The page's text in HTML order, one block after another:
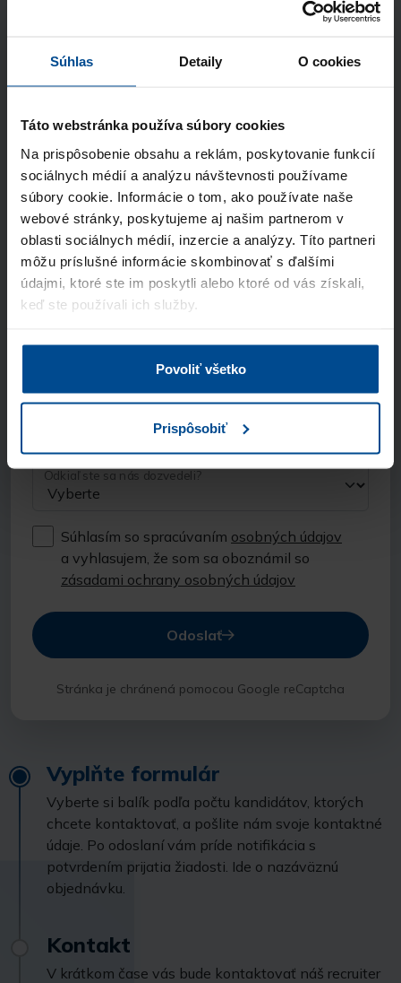
Súhlas Detaily O cookies
Táto webstránka používa súbory cookies
Na prispôsobenie obsahu a reklám, poskytovanie funkcií
sociálnych médií a analýzu návštevnosti používame
súbory cookie. Informácie o tom, ako používate naše
webové stránky, poskytujeme aj našim partnerom v
oblasti sociálnych médií, inzercie a analýzy. Títo partneri
môžu príslušné informácie skombinovať s ďalšími
údajmi, ktoré ste im poskytli alebo ktoré od vás získali,
keď ste používali ich služby.
Povoliť všetko
Prispôsobiť
890 € bez DPH
Kontaktné údaje
Meno a priezvisko
E-mail
Názov spoločnosti
Odkiaľ ste sa nás dozvedeli?
Súhlasím so spracúvaním osobných údajov
a vyhlasujem, že som sa oboznámil so
zásadami ochrany osobných údajov
Odoslať
Stránka je chránená pomocou Google reCaptcha
Vyplňte formulár
Vyberte si balík podľa počtu kandidátov, ktorých
chcete kontaktovať, a pošlite nám svoje kontaktné
údaje. Po odoslaní vám príde notifikácia s
potvrdením prijatia žiadosti. Ide o nazáväznú
objednávku.
Kontakt
V krátkom čase vás bude kontaktovať náš recruiter